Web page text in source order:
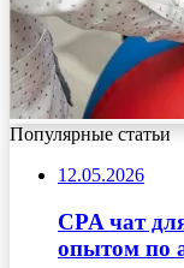
Популярные статьи
12.05.2026
CPA чат
опытом по